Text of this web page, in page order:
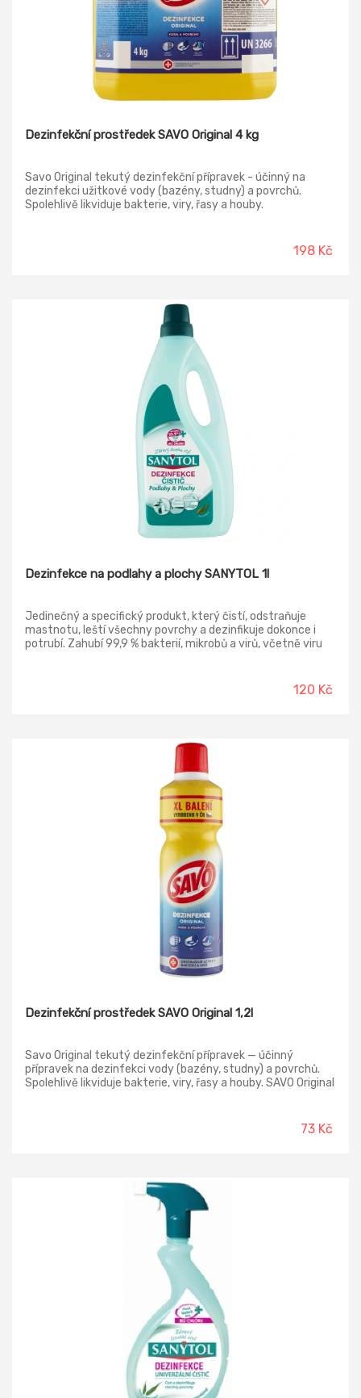
Dezinfekční prostředek SAVO Original 4 kg
Savo Original tekutý dezinfekční přípravek - účinný na
dezinfekci užitkové vody (bazény, studny) a povrchů.
Spolehlivě likviduje bakterie, viry, řasy a houby.
198 Kč
Dezinfekce na podlahy a plochy SANYTOL 1l
Jedinečný a specifický produkt, který čistí, odstraňuje
mastnotu, leští všechny povrchy a dezinfikuje dokonce i
potrubí. Zahubí 99,9 % bakterií, mikrobů a virů, včetně viru
Bez chlóru. Nezanechává skvrny. Šetrný k povrchům.120 Kč
Dezinfekční prostředek SAVO Original 1,2l
Savo Original tekutý dezinfekční přípravek — účinný
přípravek na dezinfekci vody (bazény, studny) a povrchů.
Spolehlivě likviduje bakterie, viry, řasy a houby. SAVO Original
mimořádně vysokou čistotou, dlouhou záruční lhůtou a
unikátní ekologickou hodnotou, pro kterou je schválený i pro
73 Kč